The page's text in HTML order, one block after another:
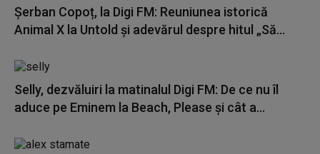
Șerban Copoț, la Digi FM: Reuniunea istorică
Animal X la Untold și adevărul despre hitul „Să...
Selly, dezvăluiri la matinalul Digi FM: De ce nu îl
aduce pe Eminem la Beach, Please și cât a...